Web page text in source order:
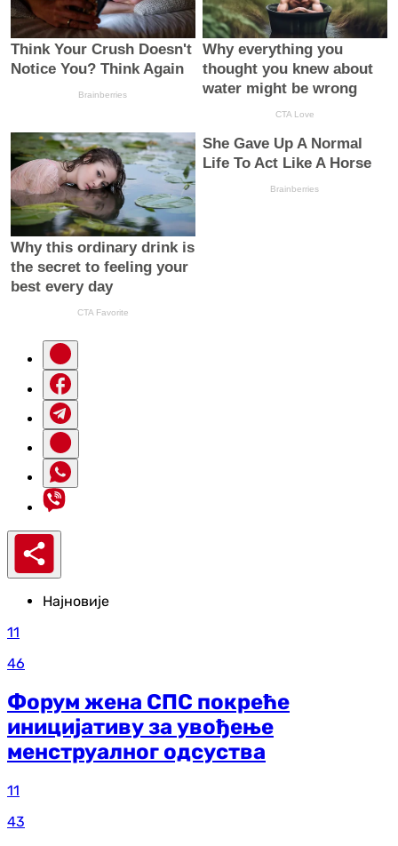
Најновије
11
46
Форум жена СПС покреће
иницијативу за увођење
менструалног одсуства
11
43